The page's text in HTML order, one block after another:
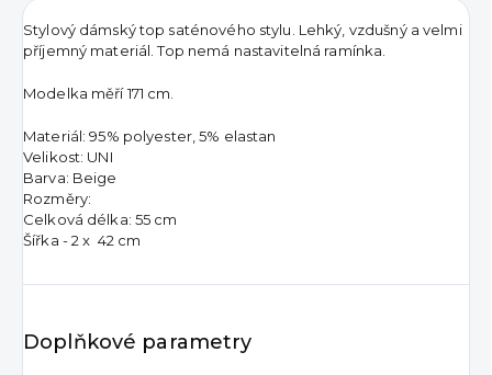
Stylový dámský top saténového stylu. Lehký, vzdušný a velmi
příjemný materiál. Top nemá nastavitelná ramínka.
Modelka měří 171 cm.
Materiál: 95% polyester, 5% elastan
Velikost: UNI
Barva: Beige
Rozměry:
Celková délka: 55 cm
Šířka - 2 x 42 cm
Doplňkové parametry